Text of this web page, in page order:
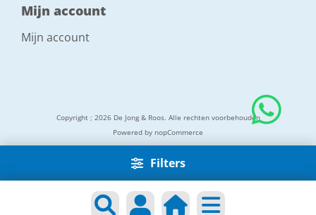
Filters
Mijn account
Mijn account
Copyright ; 2026 De Jong & Roos. Alle rechten voorbehouden
Powered by nopCommerce